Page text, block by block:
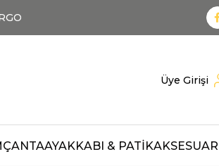
Üye Girişi
ÇANTAAYAKKABI & PATİKAKSESUAR